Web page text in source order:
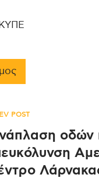
POST
οδών